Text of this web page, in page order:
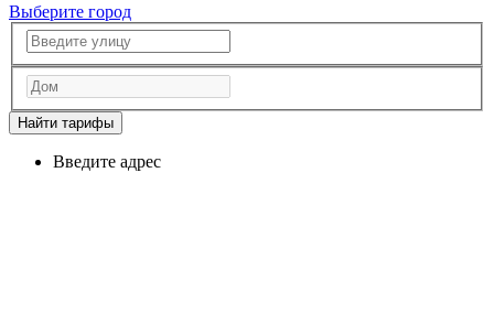
Выберите город
Найти тарифы
Введите адрес